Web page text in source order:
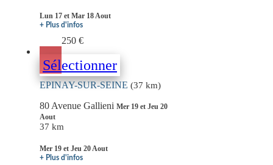
Lun 17 et Mar 18 Aout
+ Plus d'infos
250 €
Sélectionner
EPINAY-SUR-SEINE (37 km)
80 Avenue Gallieni Mer 19 et Jeu 20
Aout
37 km
Mer 19 et Jeu 20 Aout
+ Plus d'infos